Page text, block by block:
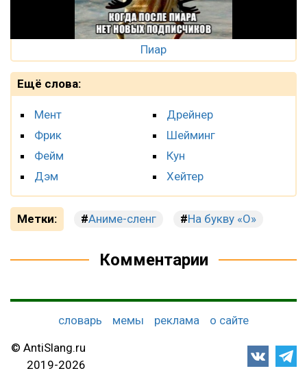
Пиар
Ещё слова:
Мент
Фрик
Фейм
Дэм
Дрейнер
Шейминг
Кун
Хейтер
Метки: Аниме-сленг На букву «О»
Комментарии
© AntiSlang.ru
2019-2026
словарь мемы реклама о сайте